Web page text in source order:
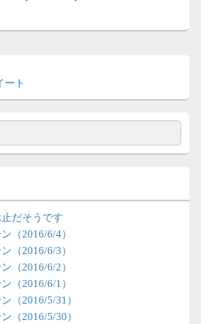
ート
だそうです
（2016/6/4）
（2016/6/3）
（2016/6/2）
（2016/6/1）
（2016/5/31）
（2016/5/30）